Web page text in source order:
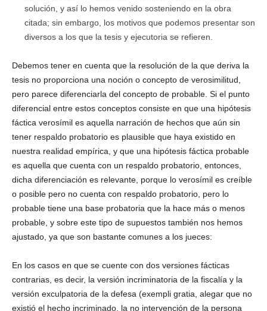
solución, y así lo hemos venido sosteniendo en la obra
citada; sin embargo, los motivos que podemos presentar son
diversos a los que la tesis y ejecutoria se refieren.
Debemos tener en cuenta que la resolución de la que deriva la
tesis no proporciona una noción o concepto de verosimilitud,
pero parece diferenciarla del concepto de probable. Si el punto
diferencial entre estos conceptos consiste en que una hipótesis
fáctica verosímil es aquella narración de hechos que aún sin
tener respaldo probatorio es plausible que haya existido en
nuestra realidad empírica, y que una hipótesis fáctica probable
es aquella que cuenta con un respaldo probatorio, entonces,
dicha diferenciación es relevante, porque lo verosímil es creíble
o posible pero no cuenta con respaldo probatorio, pero lo
probable tiene una base probatoria que la hace más o menos
probable, y sobre este tipo de supuestos también nos hemos
ajustado, ya que son bastante comunes a los jueces:
En los casos en que se cuente con dos versiones fácticas
contrarias, es decir, la versión incriminatoria de la fiscalía y la
versión exculpatoria de la defesa (exempli gratia, alegar que no
existió el hecho incriminado, la no intervención de la persona